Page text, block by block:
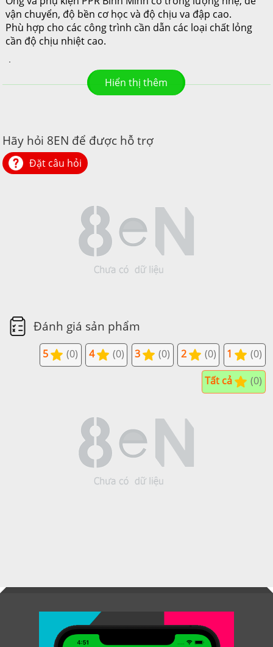
vận chuyển, độ bền cơ học và độ chịu va đập cao.
Phù hợp cho các công trình cần dẫn các loại chất lỏng
cần độ chịu nhiệt cao.
Với những đặc tính ưu việt của ống PPR mà ống được sử
dụng rất rộng rãi trong nhiều lĩnh vực như:
Trong công nghiệp, nông nghiệp (ống dẫn, ống dẫn nước
tưới tiêu, ống dẫn hơi, Gas, hệ thống sưởi ấm sàn nhà);
Trong lĩnh vực y tế (dùng để dẫn nước sinh hoạt cho
bệnh viện); ống dẫn trong hệ thống đường ống của các
Hãy hỏi 8EN để được hỗ trợ
Đặt câu hỏi
Đánh giá sản phẩm
1 (0)
2 (0)
3 (0)
4 (0)
5
(0)
Tất cả
(0)